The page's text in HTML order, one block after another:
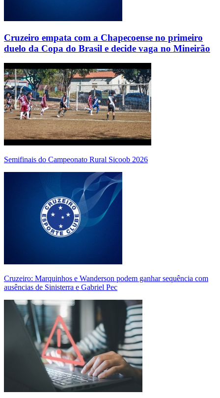
Cruzeiro empata com a Chapecoense no primeiro
duelo da Copa do Brasil e decide vaga no Mineirão
Semifinais do Campeonato Rural Sicoob 2026
Cruzeiro: Marquinhos e Wanderson podem ganhar sequência com
ausências de Sinisterra e Gabriel Pec